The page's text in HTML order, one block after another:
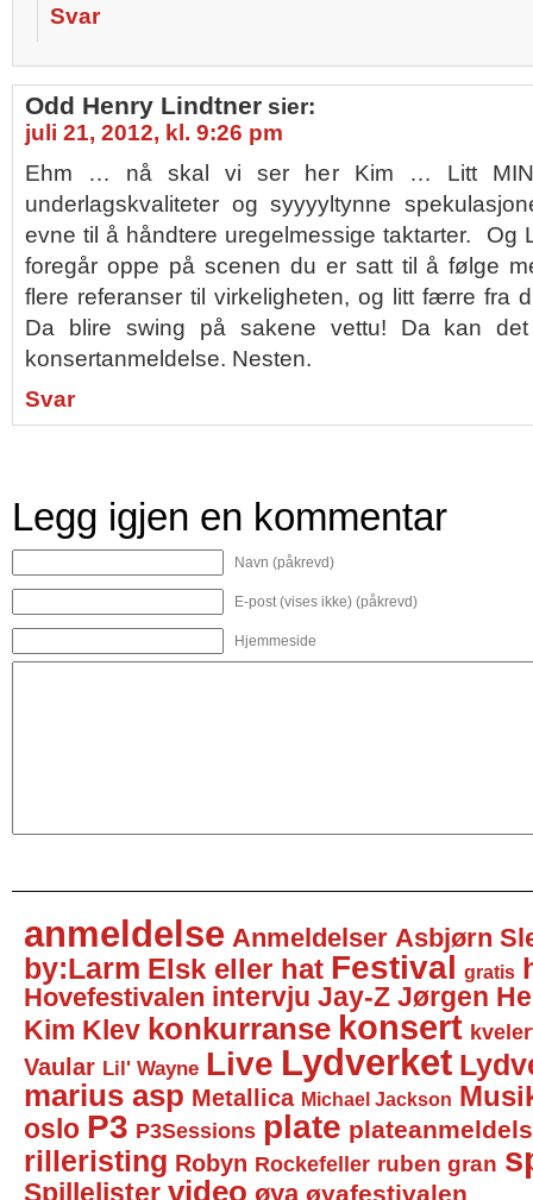
Svar
Odd Henry Lindtner sier:
juli 21, 2012, kl. 9:26 pm
Ehm … nå skal vi ser her Kim … Litt
underlagskvaliteter og syyyyltynne
evne til å håndtere uregelmessige taktarter. Og
foregår oppe på scenen du er satt til å følge
flere referanser til virkeligheten, og litt færre fra
Da blire swing på sakene vettu! Da kan
konsertanmeldelse. Nesten.
Svar
Legg igjen en kommentar
Navn (påkrevd)
E-post (vises ikke) (påkrevd)
Hjemmeside
anmeldelse Anmeldelser Asbjørn
by:Larm Elsk eller hat Festival gratis
Hovefestivalen intervju Jay-Z Jørgen
Kim Klev konkurranse konsert
Vaular Lil' Wayne Live Lydverket
marius asp Metallica Michael Jackson
oslo P3 P3Sessions plate
rilleristing Robyn Rockefeller ruben gran
Spillelister video øya øyafestivalen